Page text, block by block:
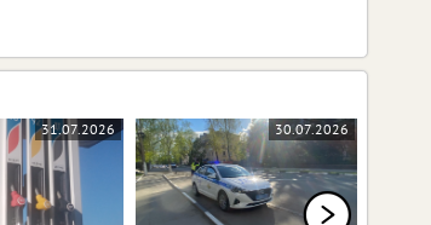
31.07.2026 30.07.2026